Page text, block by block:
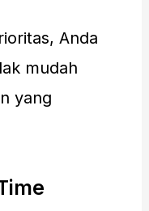
Anda
mudah
yang